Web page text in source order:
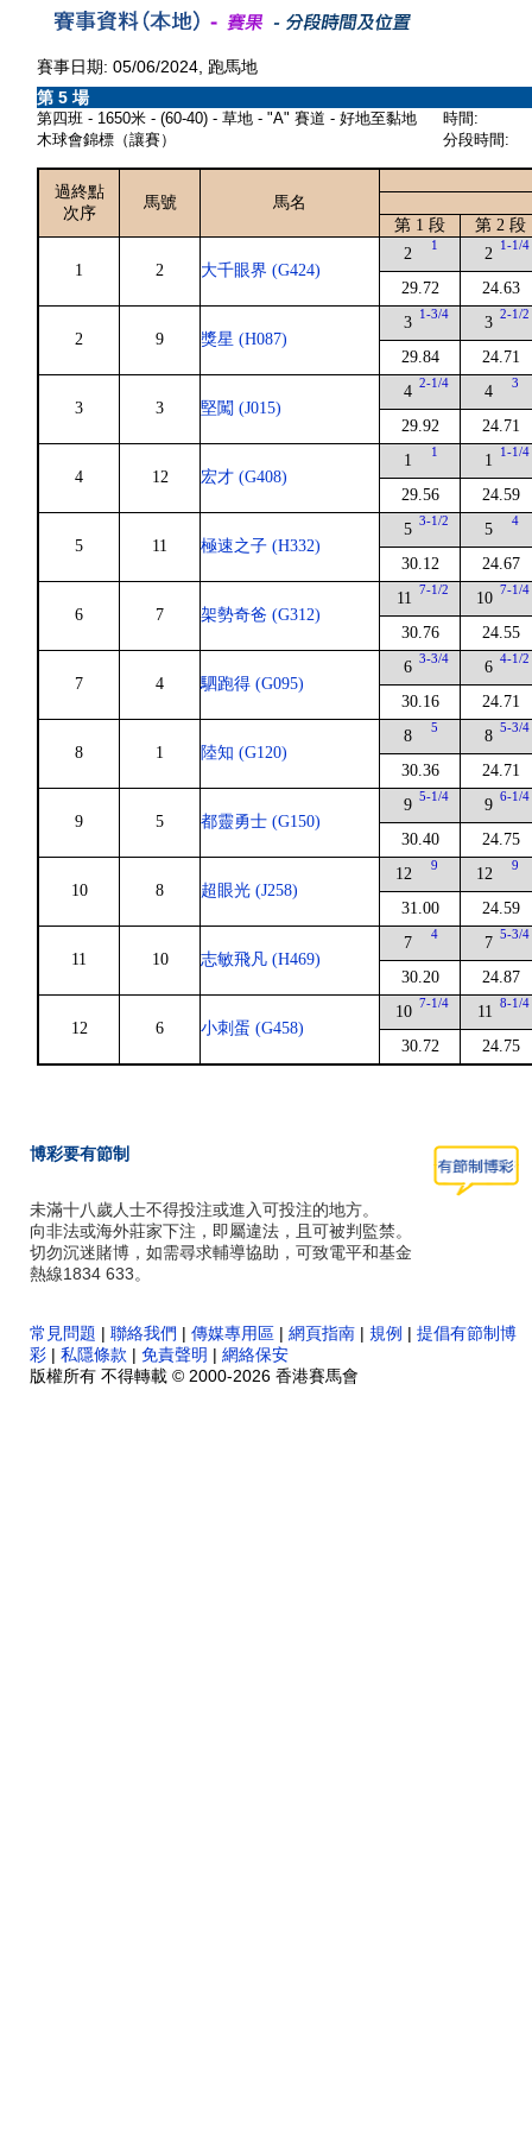
賽事日期: 05/06/2024, 跑馬地
第 5 場
第四班 - 1650米 - (60-40) - 草地 - "A" 賽道 - 好地至黏地
木球會錦標（讓賽）
時間:
分段時間:
過終點
次序
馬號
馬名
第 1 段
第 2 段
1 2 大千眼界 (G424)
2 1
29.72
2 1-1/4
24.63
2 9 獎星 (H087)
3 1-3/4
29.84
3 2-1/2
24.71
3 3 堅闖 (J015)
4 2-1/4
29.92
4 3
24.71
4 12 宏才 (G408)
1 1
29.56
1 1-1/4
24.59
5 11 極速之子 (H332)
5 3-1/2
30.12
5 4
24.67
6 7 架勢奇爸 (G312)
11 7-1/2
30.76
10 7-1/4
24.55
7 4 駟跑得 (G095)
6 3-3/4
30.16
6 4-1/2
24.71
8 1 陸知 (G120)
8 5
30.36
8 5-3/4
24.71
9 5 都靈勇士 (G150)
9 5-1/4
30.40
9 6-1/4
24.75
10 8 超眼光 (J258)
12 9
31.00
12 9
24.59
11 10 志敏飛凡 (H469)
7 4
30.20
7 5-3/4
24.87
12 6 小刺蛋 (G458)
10 7-1/4
30.72
11 8-1/4
24.75
博彩要有節制
未滿十八歲人士不得投注或進入可投注的地方。
向非法或海外莊家下注，即屬違法，且可被判監禁。
切勿沉迷賭博，如需尋求輔導協助，可致電平和基金
熱線1834 633。
常見問題 | 聯絡我們 | 傳媒專用區 | 網頁指南 | 規例 | 提倡有節制博
彩 | 私隱條款 | 免責聲明 | 網絡保安
版權所有 不得轉載 © 2000-2026 香港賽馬會